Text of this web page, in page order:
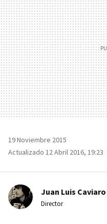
19 Noviembre 2015
Actualizado 12 Abril 2016, 19:23
Juan Luis Caviaro
Director